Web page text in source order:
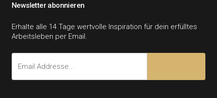
Newsletter abonnieren
Erhalte alle 14 Tage wertvolle Inspiration für dein erfülltes
Arbeitsleben per Email.